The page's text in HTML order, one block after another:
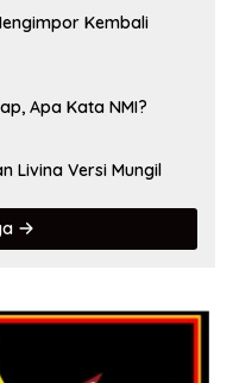
Kembali
Apa Kata NMI?
Livina Versi Mungil